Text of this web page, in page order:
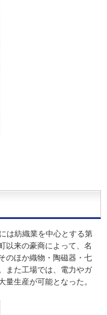
は紡織業を中心とする第
以来の豪商によって、名
のほか織物・陶磁器・七
また工場では、電力やガ
量生産が可能となった。